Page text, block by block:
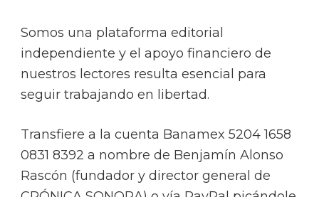
Somos una plataforma editorial
independiente y el apoyo financiero de
nuestros lectores resulta esencial para
seguir trabajando en libertad.
Transfiere a la cuenta Banamex 5204 1658
0831 8392 a nombre de Benjamín Alonso
Rascón (fundador y director general de